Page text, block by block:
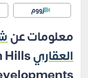
زووم
معلومات عن
العقاريHills